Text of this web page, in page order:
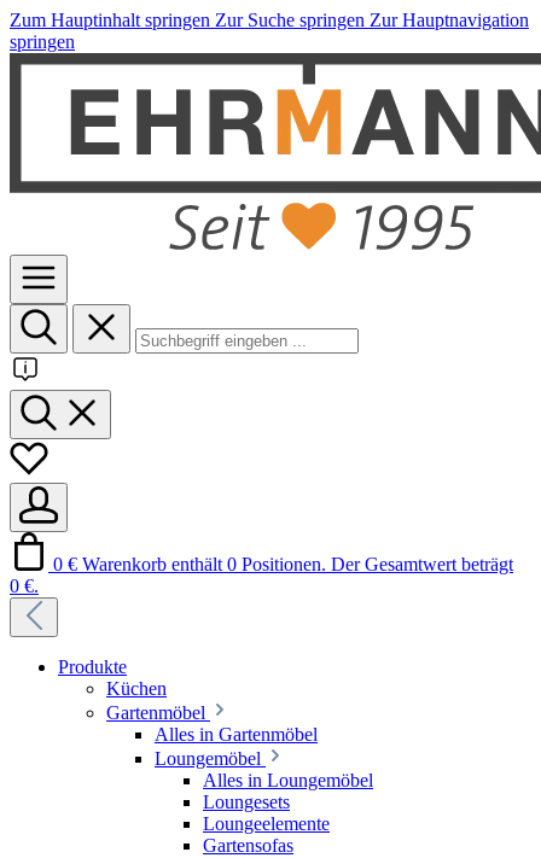
Zum Hauptinhalt springen Zur Suche springen Zur Hauptnavigation
springen
0 € Warenkorb enthält 0 Positionen. Der Gesamtwert beträgt
0 €.
Produkte
Küchen
Gartenmöbel
Alles in Gartenmöbel
Loungemöbel
Alles in Loungemöbel
Loungesets
Loungeelemente
Gartensofas